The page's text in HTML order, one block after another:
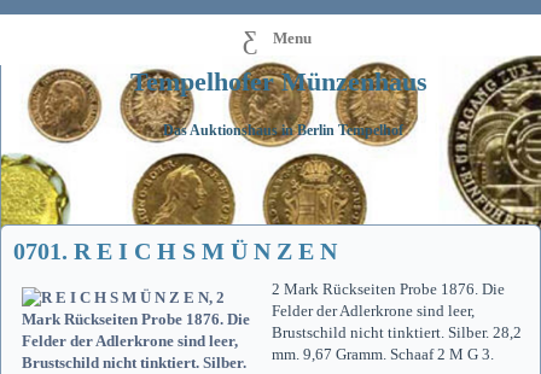
Menu
Tempelhofer Münzenhaus
Das Auktionshaus in Berlin Tempelhof
0701. R E I C H S M Ü N Z E N
2 Mark Rückseiten Probe 1876. Die
Felder der Adlerkrone sind leer,
Brustschild nicht tinktiert. Silber. 28,2
mm. 9,67 Gramm. Schaaf 2 M G 3.